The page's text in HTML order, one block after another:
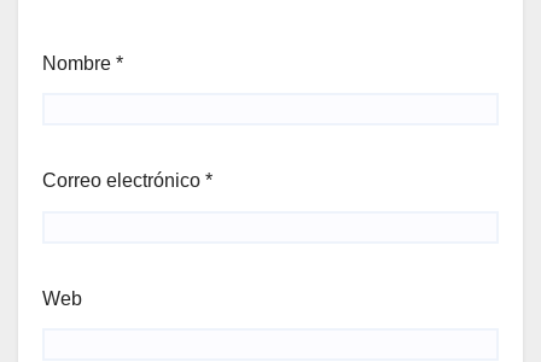
Nombre *
Correo electrónico *
Web